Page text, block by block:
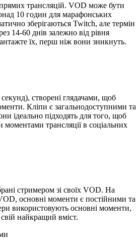
трансляцій. VOD може бути
10 годин для марафонських
зберігаються Twitch, але термін
14-60 днів залежно від рівня
їх, перш ніж вони зникнуть.
створені глядачами, щоб
Кліпи є загальнодоступними та
ідеально підходять для того, щоб
трансляції в соціальних
стримером зі своїх VOD. На
основні моменти є постійними та
використовують основні моменти,
найкращий вміст.